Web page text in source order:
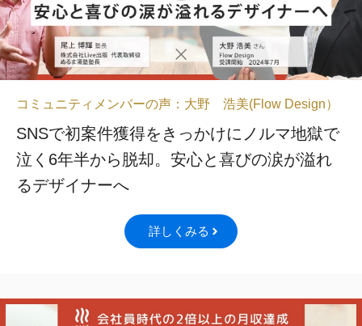
コミュニティメンバーの声：大野 浩美(Flow Design）
SNSで初案件獲得をきっかけにノルマ地獄で
泣く6年半から脱却。安心と喜びの涙が溢れ
るデザイナーへ
詳しくみる